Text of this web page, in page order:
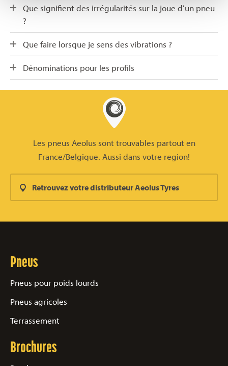
Que signifient des irrégularités sur la joue d’un pneu
?
Que faire lorsque je sens des vibrations ?
Dénominations pour les profils
Les pneus Aeolus sont trouvables partout en
France/Belgique. Aussi dans votre region!
Retrouvez votre distributeur Aeolus Tyres
Pneus
Pneus pour poids lourds
Pneus agricoles
Terrassement
Brochures